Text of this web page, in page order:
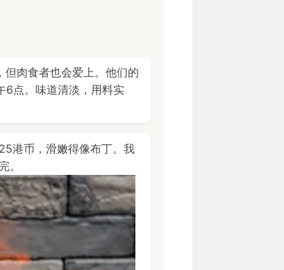
但肉食者也会爱上。他们的
6点。味道清淡，用料实
港币，滑嫩得像布丁。我
。